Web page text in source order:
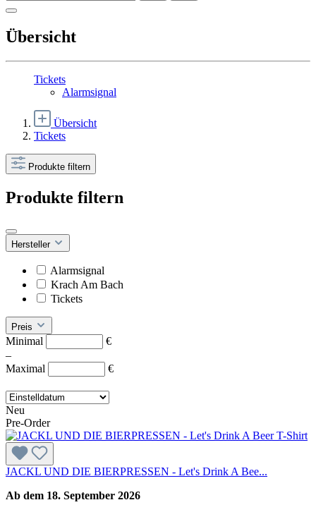
Übersicht
Tickets
Alarmsignal
Übersicht
Tickets
Produkte filtern
Produkte filtern
Hersteller
Alarmsignal
Krach Am Bach
Tickets
Preis
Minimal
€
–
Maximal
€
Neu
Pre-Order
JACKL UND DIE BIERPRESSEN - Let's Drink A Bee...
Ab dem 18. September 2026